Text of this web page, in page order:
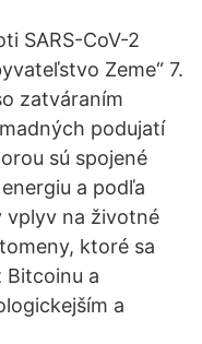
SARS-CoV-2
Zeme“ 7.
zatváraním
podujatí
sú spojené
a podľa
vplyv na životné
ktoré sa
Bitcoinu a
a